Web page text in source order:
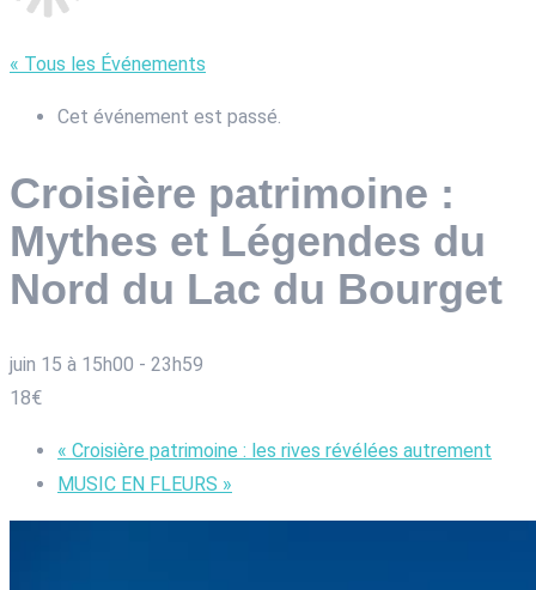
« Tous les Événements
Cet événement est passé.
Croisière patrimoine :
Mythes et Légendes du
Nord du Lac du Bourget
juin 15 à 15h00 - 23h59
18€
« Croisière patrimoine : les rives révélées autrement
MUSIC EN FLEURS »